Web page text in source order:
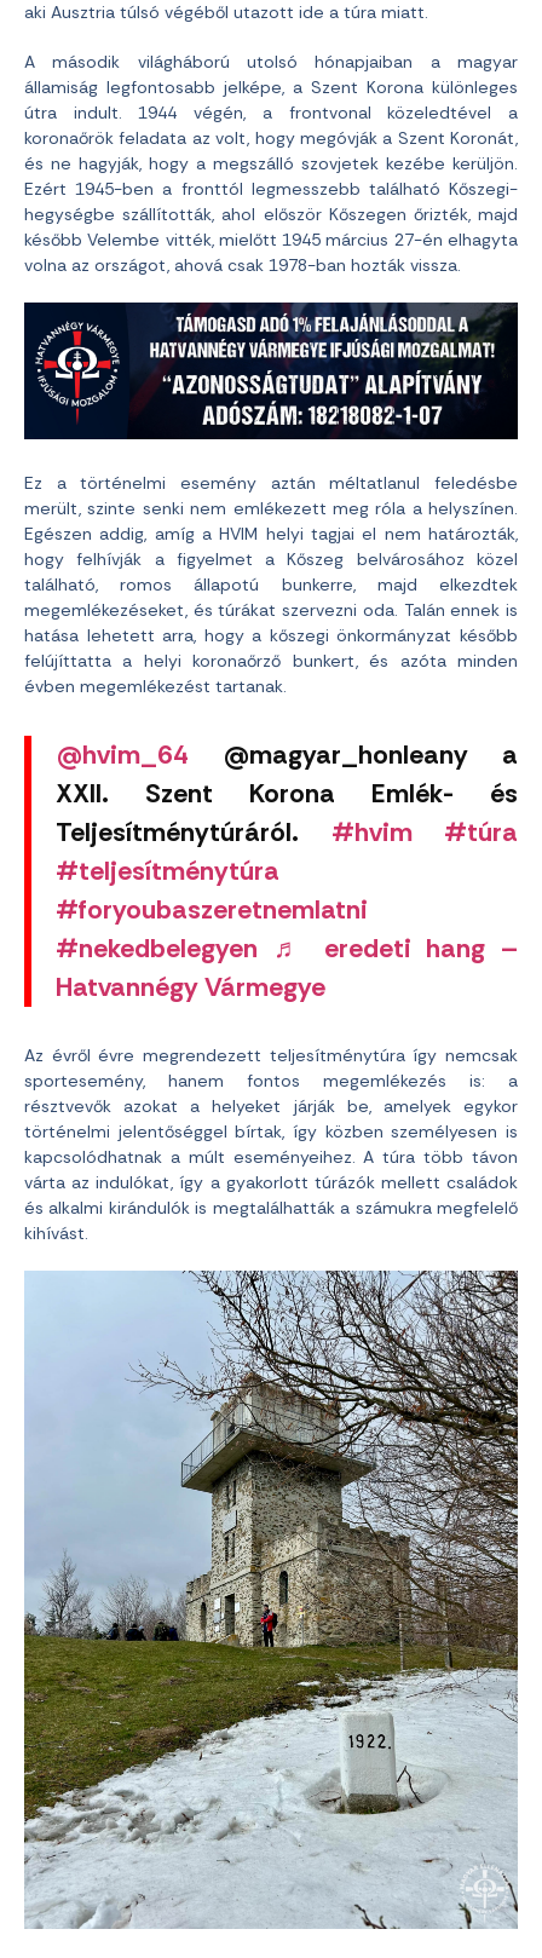
aki Ausztria túlsó végéből utazott ide a túra miatt.
A második világháború utolsó hónapjaiban a magyar
államiság legfontosabb jelképe, a Szent Korona különleges
útra indult. 1944 végén, a frontvonal közeledtével a
koronaőrök feladata az volt, hogy megóvják a Szent Koronát,
és ne hagyják, hogy a megszálló szovjetek kezébe kerüljön.
Ezért 1945-ben a fronttól legmesszebb található Kőszegi-
hegységbe szállították, ahol először Kőszegen őrizték, majd
később Velembe vitték, mielőtt 1945 március 27-én elhagyta
volna az országot, ahová csak 1978-ban hozták vissza.
Ez a történelmi esemény aztán méltatlanul feledésbe
merült, szinte senki nem emlékezett meg róla a helyszínen.
Egészen addig, amíg a HVIM helyi tagjai el nem határozták,
hogy felhívják a figyelmet a Kőszeg belvárosához közel
található, romos állapotú bunkerre, majd elkezdtek
megemlékezéseket, és túrákat szervezni oda. Talán ennek is
hatása lehetett arra, hogy a kőszegi önkormányzat később
felújíttatta a helyi koronaőrző bunkert, és azóta minden
évben megemlékezést tartanak.
@hvim_64 @magyar_honleany a
XXII. Szent Korona Emlék- és
Teljesítménytúráról. #hvim
#túra
#teljesítménytúra
#foryoubaszeretnemlatni
#nekedbelegyen
♬ eredeti hang –
Hatvannégy Vármegye
Az évről évre megrendezett teljesítménytúra így nemcsak
sportesemény, hanem fontos megemlékezés is: a
résztvevők azokat a helyeket járják be, amelyek egykor
történelmi jelentőséggel bírtak, így közben személyesen is
kapcsolódhatnak a múlt eseményeihez. A túra több távon
várta az indulókat, így a gyakorlott túrázók mellett családok
és alkalmi kirándulók is megtalálhatták a számukra megfelelő
kihívást.